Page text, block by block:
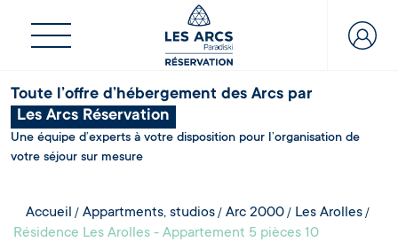
Toute l’offre d’hébergement des Arcs par
Les Arcs Réservation
Une équipe d’experts à votre disposition pour l’organisation de
votre séjour sur mesure
Accueil Appartments, studios Arc 2000
Les Arolles
Résidence Les Arolles - Appartement 5 pièces 10